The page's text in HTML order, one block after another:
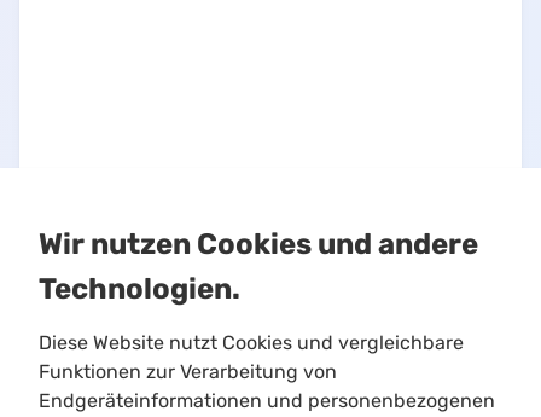
Wir nutzen Cookies und andere
Technologien.
Diese Website nutzt Cookies und vergleichbare
Funktionen zur Verarbeitung von
Endgeräteinformationen und personenbezogenen